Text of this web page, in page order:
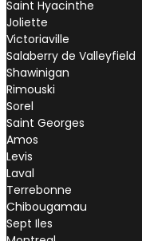
Saint Hyacinthe
Joliette
Victoriaville
Salaberry de Valleyfield
Shawinigan
Rimouski
Sorel
Saint Georges
Amos
Levis
Laval
Terrebonne
Chibougamau
Sept Iles